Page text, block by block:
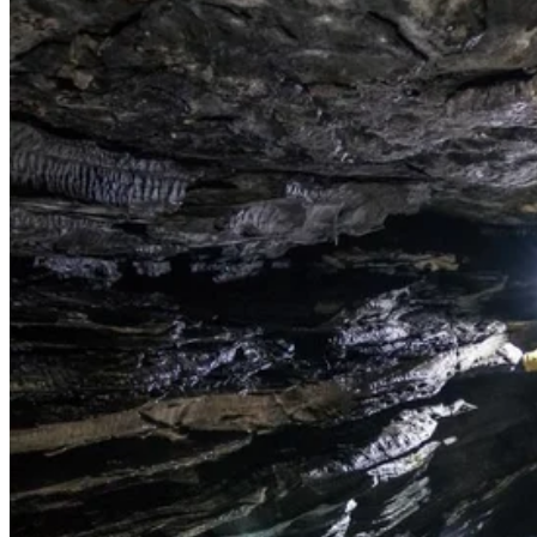
Hyr din egen guide för ett heldagsäventyr i området kring
Björkliden! Oavsett om du reser själv och vill ha tursällskap, ni är ett
kompisgäng som är på resa tillsammans eller om du vill ha en
kompetent lokal guide så passar denna aktivitet för dig. Vad ni hittar
på för dagen är upp till dig – ni kan uppleva våra grottor, besöka
Trollsjön, Fjällfiska, gå till Rallarkyrkogården eller
Låktatjåkkastugan, eller styra stegen mot någon annan spännande
plats du gärna vill upptäcka tillsammans! För bokningsförfrågan,
kontakta bln.sporten@laplandresorts.se.
Tillgängligt:På förfrågan, 29 juni-3 oktober 2026
Tidsåtgång:Ca 8 timmar
Mötesplats:Utanför Sportshopen i Björkliden
Antal deltagare: 1-8 personer